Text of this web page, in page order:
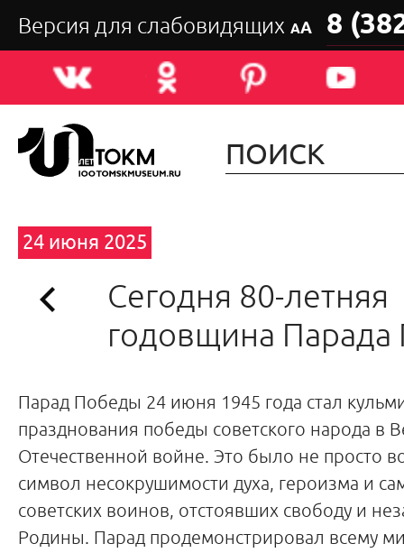
Версия для слабовидящих АА 8
24 июня 2025
Сегодня 80-летняя
годовщина
Парад Победы 24 июня 1945 года стал
празднования победы советского народа в
Отечественной войне. Это было не просто
символ несокрушимости духа, героизма и
советских воинов, отстоявших свободу и
Родины. Парад продемонстрировал всему